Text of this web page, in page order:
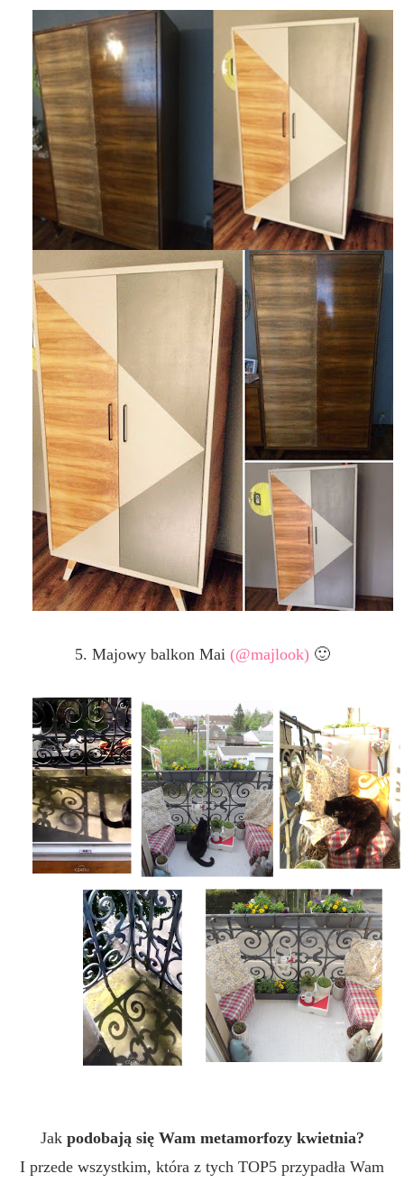
5. Majowy balkon Mai (@majlook)🙂
Jak podobają się Wam metamorfozy kwietnia?
I przede wszystkim, która z tych TOP5 przypadła Wam